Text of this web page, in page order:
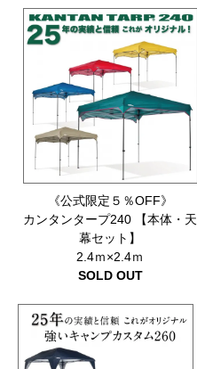
《公式限定５％OFF》
カンタンタープ240 【本体・天
幕セット】
2.4ｍ×2.4ｍ
SOLD OUT